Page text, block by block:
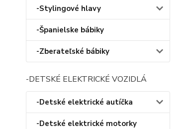
-Stylingové hlavy
-Španielske bábiky
-Zberateľské bábiky
-DETSKÉ ELEKTRICKÉ VOZIDLÁ
-Detské elektrické autíčka
-Detské elektrické motorky